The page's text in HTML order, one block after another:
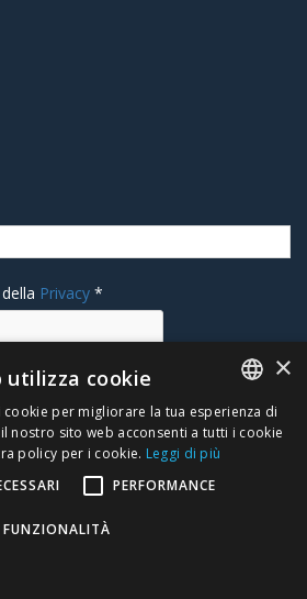
Privacy *
ITALIAN
×
utilizza cookie
per migliorare la tua esperienza di
nostro sito web acconsenti a tutti i cookie
policy per i cookie. Leggi di più
PERFORMANCE
FUNZIONALITÀ